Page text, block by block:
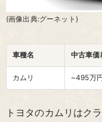
(画像出典:グーネット)
車種名 中古車価
カムリ ~495万
トヨタのカムリはク